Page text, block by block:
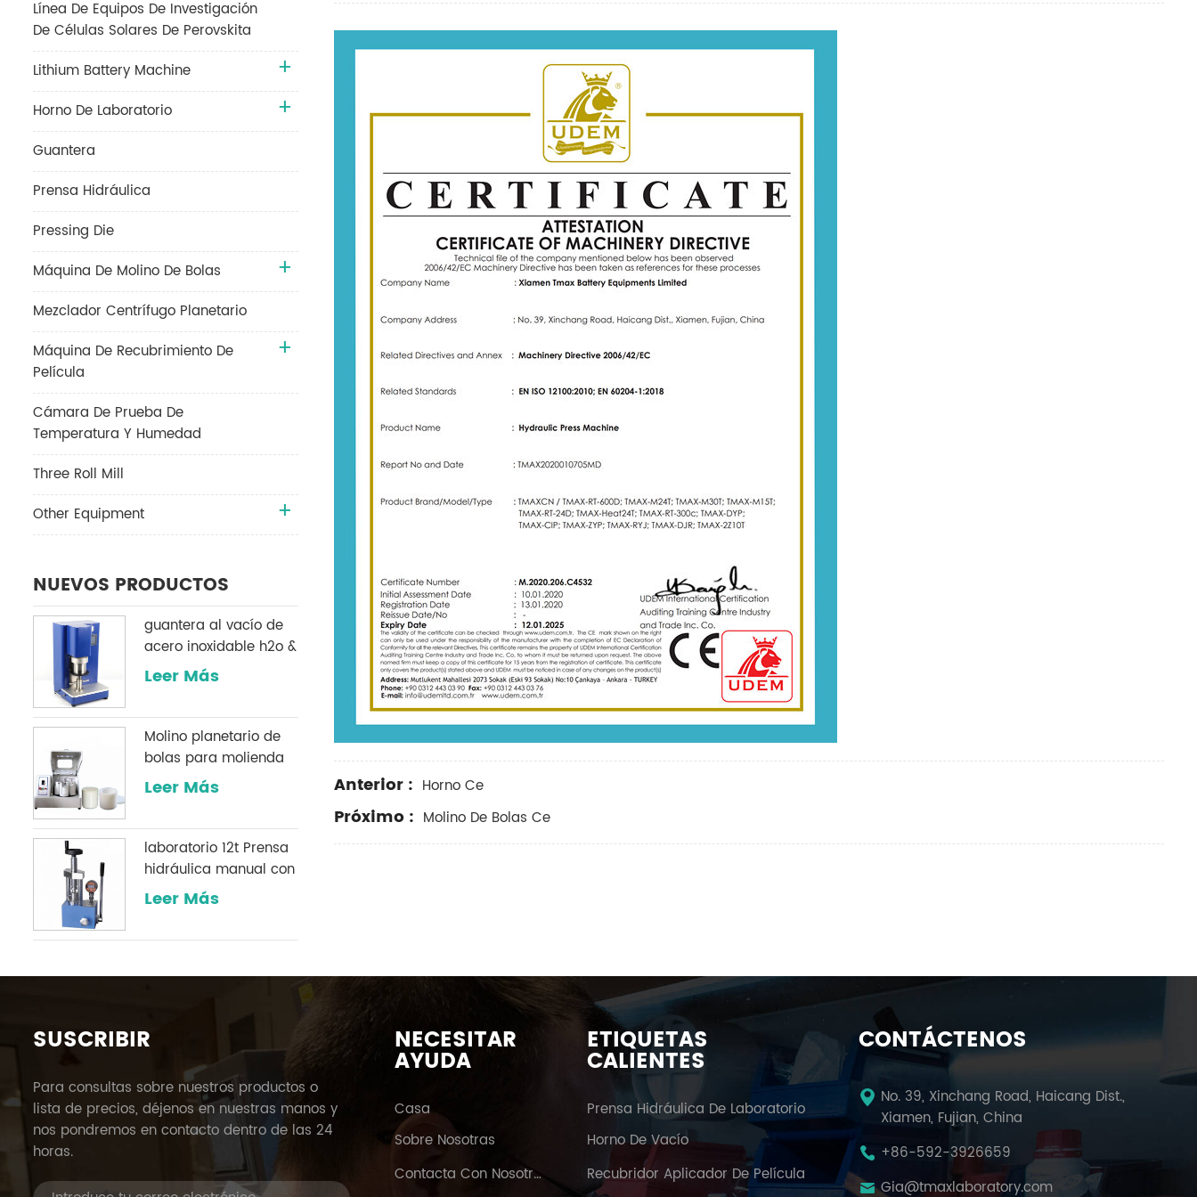
Anterior : Horno Ce
Próximo : Molino De Bolas Ce
Línea De Equipos De Investigación
De Células Solares De Perovskita
Lithium Battery Machine
Horno De Laboratorio
Guantera
Prensa Hidráulica
Pressing Die
Máquina De Molino De Bolas
Mezclador Centrífugo Planetario
Máquina De Recubrimiento De
Película
Cámara De Prueba De
Temperatura Y Humedad
Three Roll Mill
Other Equipment
NUEVOS PRODUCTOS
guantera al vacío de
acero inoxidable h2o &
O2 sistema de
Leer Más
Molino planetario de
bolas para molienda
de polvo
Leer Más
laboratorio 12t Prensa
hidráulica manual con
un manómetro digital
utilizado en
Leer Más
SUSCRIBIR
Para consultas sobre nuestros productos o
lista de precios, déjenos en nuestras manos y
nos pondremos en contacto dentro de las 24
horas.
NECESITAR
AYUDA
Casa
Sobre Nosotras
Contacta Con Nosotras
ETIQUETAS
CALIENTES
Prensa Hidráulica De Laboratorio
Horno De Vacío
Recubridor Aplicador De Película
CONTÁCTENOS
No. 39, Xinchang Road, Haicang Dist.,
Xiamen, Fujian, China
+86-592-3926659
Gia@tmaxlaboratory.com